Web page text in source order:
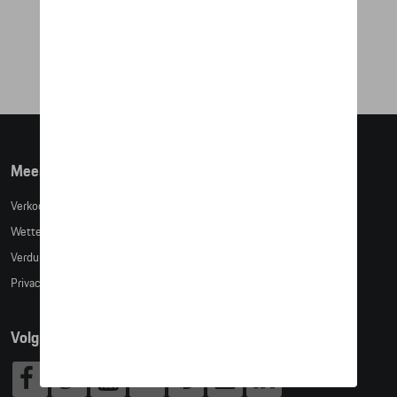
Meer info
Verkoopsvoorwaarden
Wettelijke bepalingen
Verduidelijking kledingmaten
Privacybeleid
Volg Ons